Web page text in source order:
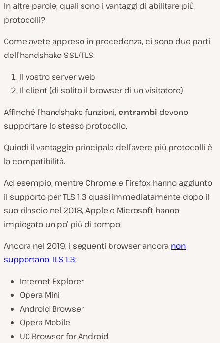
In altre parole: quali sono i vantaggi di abilitare più
protocolli?
Come avete appreso in precedenza, ci sono due parti
dell’handshake SSL/TLS:
Il vostro server web
Il client (di solito il browser di un visitatore)
Affinché l’handshake funzioni, entrambi devono
supportare lo stesso protocollo.
Quindi il vantaggio principale dell’avere più protocolli è
la compatibilità.
Ad esempio, mentre Chrome e Firefox hanno aggiunto
il supporto per TLS 1.3 quasi immediatamente dopo il
suo rilascio nel 2018, Apple e Microsoft hanno
impiegato un po’ più di tempo.
Ancora nel 2019, i seguenti browser ancora non
supportano TLS 1.3:
Internet Explorer
Opera Mini
Android Browser
Opera Mobile
UC Browser for Android